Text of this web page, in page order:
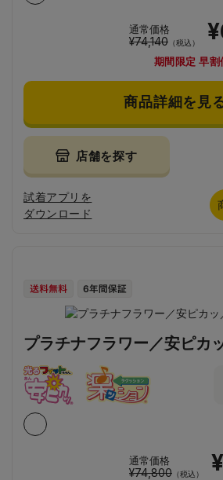
通常価格
¥74,140 （税込）
期間限定 早
商品詳細を見
店舗を探す
試着アプリを
ダウンロード
プラチナフラワー／安ピカ
通常価格
¥74,800 （税込）